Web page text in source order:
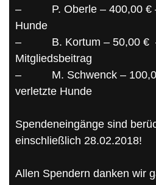
–
P. Oberle – 400,00
Hunde
–
B. Kortum – 50,00 €
Mitgliedsbeitrag
–
M. Schwenck –
verletzte Hunde
Spendeneingänge sind
einschließlich 28.02.2018!
Allen Spendern danken wir